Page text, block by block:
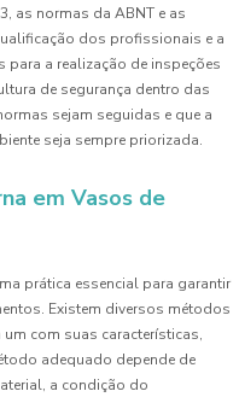
as normas da ABNT e as
dos profissionais e a
a realização de inspeções
de segurança dentro das
sejam seguidas e que a
seja sempre priorizada.
em Vasos de
prática essencial para garantir
Existem diversos métodos
com suas características,
adequado depende de
a condição do